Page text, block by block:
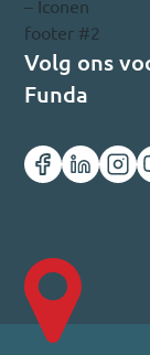
Volg ons
Funda